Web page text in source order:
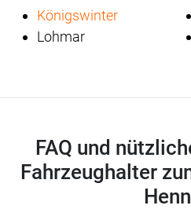
Königswinter
Lohmar
FAQ und
Fahrzeughalter